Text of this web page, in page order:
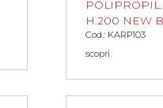
POLIPROPIL.
H.200 NEW
Cod.: KARP103
scopri